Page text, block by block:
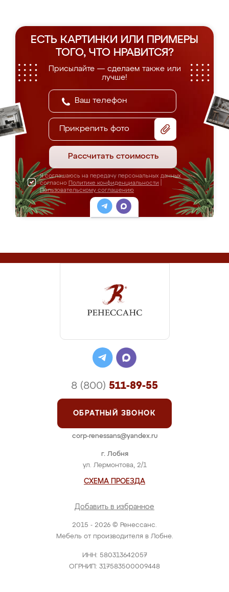
ЕСТЬ КАРТИНКИ ИЛИ ПРИМЕРЫ
ТОГО, ЧТО НРАВИТСЯ?
Присылайте — сделаем также или
лучше!
Прикрепить фото
Рассчитать стоимость
Я соглашаюсь на передачу персональных данных
согласно Политике конфиденциальности
Пользовательскому соглашению
2015 - 2026 © Ренессанс.
Мебель от производителя в Лобне.
ИНН: 580313642057
ОГРНИП: 317583500009448
г. Лобня
ул. Лермонтова, 2/1
СХЕМА ПРОЕЗДА
Добавить в избранное
8 (800) 511-89-55
ОБРАТНЫЙ ЗВОНОК
corp-renessans@yandex.ru